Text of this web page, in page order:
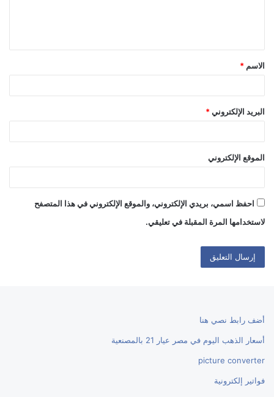
ق
*
الاسم *
البريد الإلكتروني *
الموقع الإلكتروني
احفظ اسمي، بريدي الإلكتروني، والموقع الإلكتروني في هذا المتصفح
لاستخدامها المرة المقبلة في تعليقي.
أضف رابط نصي هنا
أسعار الذهب اليوم في مصر عيار 21 بالمصنعية
picture converter
فواتير إلكترونية